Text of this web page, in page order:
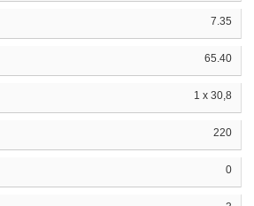
7.35
65.40
1 x 30,8
220
0